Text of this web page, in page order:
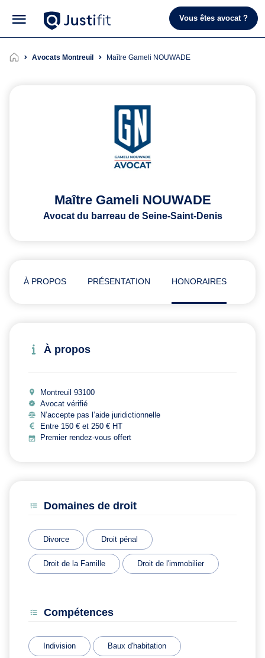
Vous êtes avocat ?
Avocats Montreuil Maître Gameli NOUWADE
Maître Gameli NOUWADE
Avocat du barreau de Seine-Saint-Denis
À PROPOS PRÉSENTATION HONORAIRES
À propos
Montreuil 93100
Avocat vérifié
N’accepte pas l’aide juridictionnelle
Entre 150 € et 250 € HT
Premier rendez-vous offert
Domaines de droit
Divorce Droit pénal
Droit de la Famille Droit de l'immobilier
Compétences
Indivision Baux d'habitation